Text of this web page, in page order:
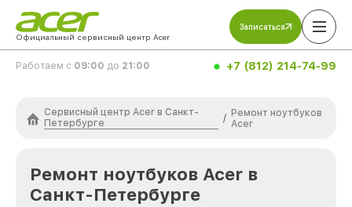
Официальный сервисный центр Acer
Записаться
Работаем с 09:00 до 21:00 +7 (812) 214-74-99
Сервисный центр Acer в Санкт-
Петербурге
/ Ремонт ноутбуков
Acer
Ремонт ноутбуков Acer в
Санкт-Петербурге